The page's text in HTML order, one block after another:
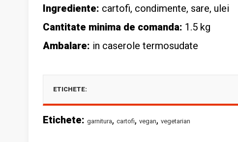
Ingrediente: cartofi, condimente, sare, ulei
Cantitate minima de comanda: 1.5 kg
Ambalare: in caserole termosudate
ETICHETE:
Etichete: garnitura, cartofi, vegan, vegetarian